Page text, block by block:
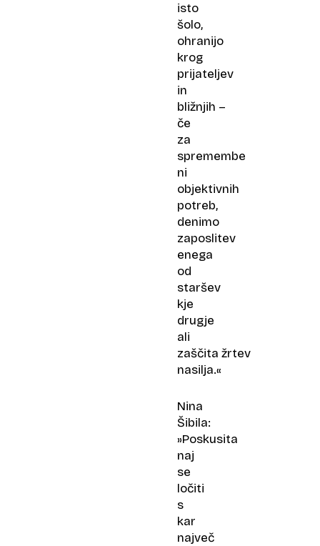
isto
šolo,
ohranijo
krog
prijateljev
in
bližnjih –
če
za
spremembe
ni
objektivnih
potreb,
denimo
zaposlitev
enega
od
staršev
kje
drugje
ali
zaščita žrtev
nasilja.«
Nina
Šibila:
»Poskusita
naj
se
ločiti
s
kar
največ